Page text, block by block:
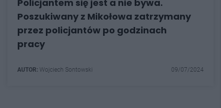
Policjantem się jest a nie bywa.
Poszukiwany z Mikołowa zatrzymany
przez policjantów po godzinach
pracy
AUTOR: Wojciech Sontowski 09/07/2024